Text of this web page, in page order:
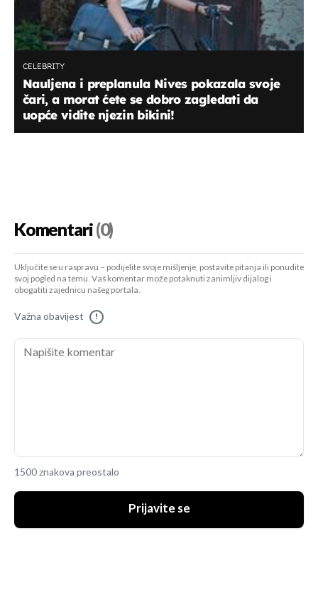
CELEBRITY
Nauljena i preplanula Nives pokazala svoje
čari, a morat ćete se dobro zagledati da
uopće vidite njezin bikini!
Komentari(0)
Uključite se u raspravu – podijelite svoje mišljenje, postavite pitanja ili ponudite
svoj pogled na temu. Vaš komentar može potaknuti zanimljiv dijalog i
obogatiti zajednicu našeg portala.
Važna obavijest !
1500 znakova preostalo
Prijavite se